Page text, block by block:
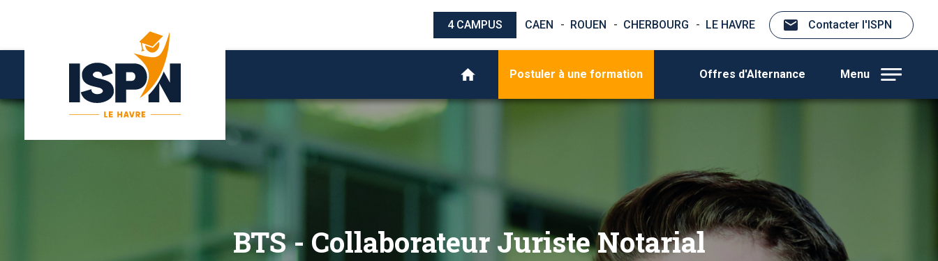
4 CAMPUS CAEN ROUEN CHERBOURG LE HAVRE Contacter l'ISPN
Postuler à une formation Offres d'Alternance Menu
BTS - Collaborateur Juriste Notarial